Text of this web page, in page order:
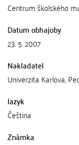
Centrum školského
Datum obhajoby
23. 5. 2007
Nakladatel
Univerzita Karlova,
Jazyk
Čeština
Známka